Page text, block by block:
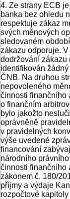
4. Ze strany ECB
banka bez ohledu
respektuje zákaz
svých měnových
sledovaném
zákazu odporuje.
dodržování zákazu
identifikován
ČNB. Na druhou
nepovoleného
činnosti finančního
o finančním
bylo jakožto
oprávněně
v pravidelných
výše uvedené
financování
národního
činnosti finančního
zákonem č. 180/
příjmy a výdaje
rozpočtové